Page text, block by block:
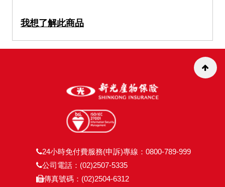
我想了解此商品
24小時免付費服務(申訴)專線：0800-789-999
公司電話：(02)2507-5335
傳真號碼：(02)2504-6312